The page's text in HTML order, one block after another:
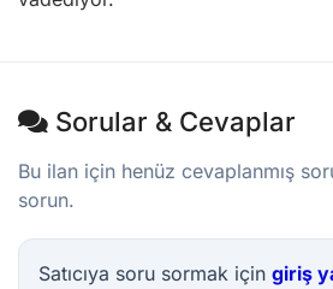
Sorular & Cevaplar
Bu ilan için henüz cevaplanmış
sorun.
Satıcıya soru sormak için giriş